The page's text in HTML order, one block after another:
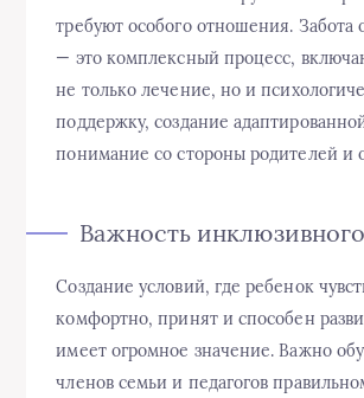
требуют особого отношения. Забота
— это комплексный процесс,
не только лечение, но и
поддержку, создание
понимание со стороны родителей и
Важность
Создание условий, где ребенок
комфортно, принят и способен
имеет огромное значение. Важно
членов семьи и педагогов